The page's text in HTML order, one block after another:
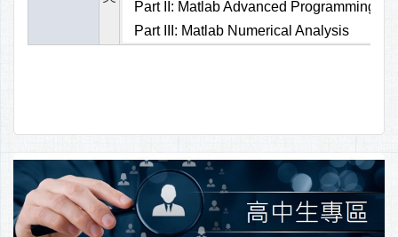
Part II: Matlab Advanced Programming
Part III: Matlab Numerical Analysis